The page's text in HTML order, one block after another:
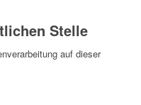
Stelle
auf dieser